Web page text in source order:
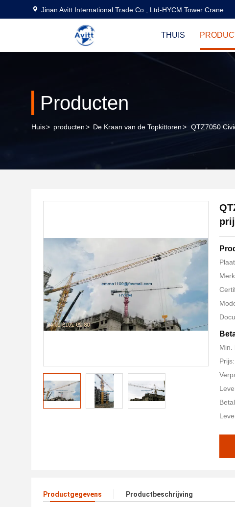
Jinan Avitt International Trade Co., Ltd-HYCM Tower Crane
THUIS
Producten
Huis> producten> De Kraan van de Topkittoren> QTZ7050
Min.
Productgegevens Productbeschrijving